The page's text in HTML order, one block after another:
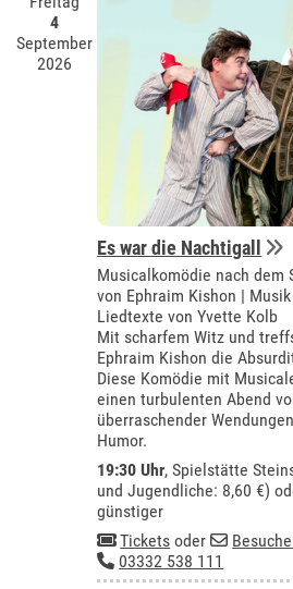
4
September
2026
Es war die Nachtigall
Musicalkomödie nach dem
von Ephraim Kishon |
Liedtexte von Yvette Kolb
Mit scharfem Witz und
Ephraim Kishon die
Diese Komödie mit
einen turbulenten Abend
überraschender
Humor.
19:30 Uhr, Spielstätte
und Jugendliche: 8,60 €)
günstiger
Tickets oder
03332 538 111